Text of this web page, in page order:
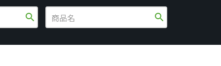
search search